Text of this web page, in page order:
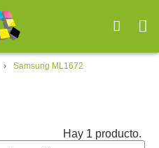
Samsung ML1672
Hay 1 producto.